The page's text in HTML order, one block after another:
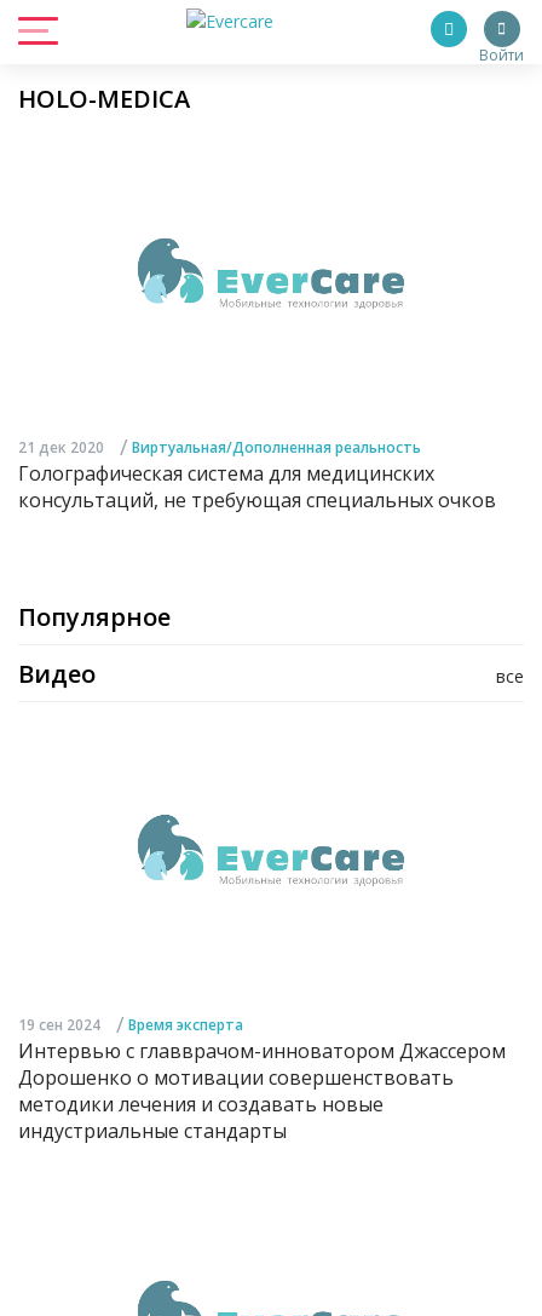
Войти
HOLO-MEDICA
21 дек 2020 / Виртуальная/Дополненная реальность
Голографическая система для медицинских
консультаций, не требующая специальных очков
Популярное
все
Видео
19 сен 2024 / Время эксперта
Интервью с главврачом-инноватором Джассером
Дорошенко о мотивации совершенствовать
методики лечения и создавать новые
индустриальные стандарты